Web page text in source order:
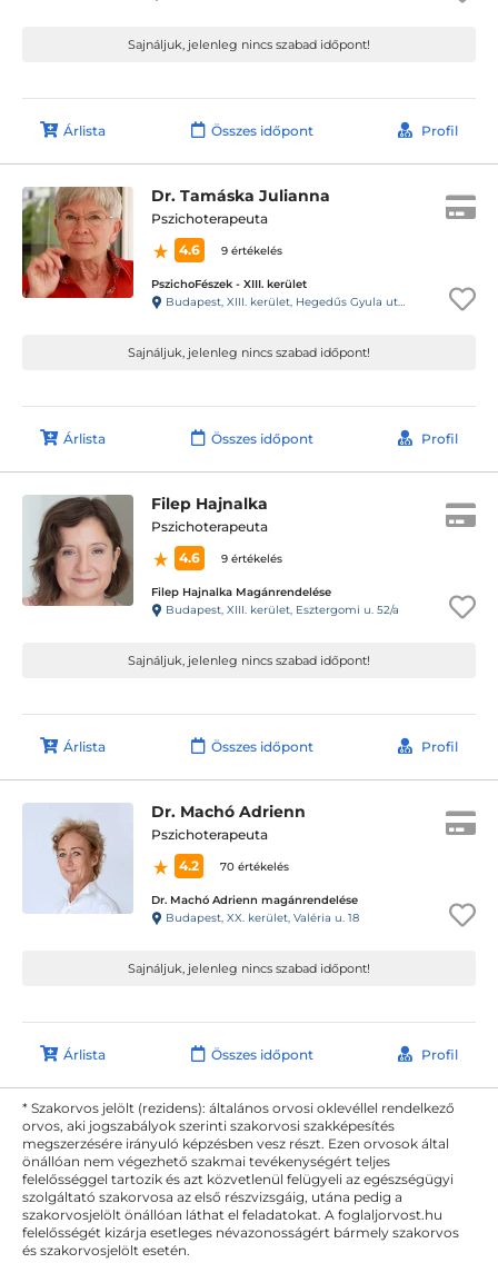
Sajnáljuk, jelenleg nincs szabad időpont!
Árlista Összes időpont Profil
Dr. Tamáska Julianna
Pszichoterapeuta
4.6
9 értékelés
PszichoFészek - XIII. kerület
Budapest, XIII. kerület, Hegedűs Gyula utca 64-66.
Sajnáljuk, jelenleg nincs szabad időpont!
Árlista Összes időpont Profil
Filep Hajnalka
Pszichoterapeuta
4.6
9 értékelés
Filep Hajnalka Magánrendelése
Budapest, XIII. kerület, Esztergomi u. 52/a
Sajnáljuk, jelenleg nincs szabad időpont!
Árlista Összes időpont Profil
Dr. Machó Adrienn
Pszichoterapeuta
4.2
70 értékelés
Dr. Machó Adrienn magánrendelése
Budapest, XX. kerület, Valéria u. 18
Sajnáljuk, jelenleg nincs szabad időpont!
Árlista Összes időpont Profil
* Szakorvos jelölt (rezidens): általános orvosi oklevéllel rendelkező
orvos, aki jogszabályok szerinti szakorvosi szakképesítés
megszerzésére irányuló képzésben vesz részt. Ezen orvosok által
önállóan nem végezhető szakmai tevékenységért teljes
felelősséggel tartozik és azt közvetlenül felügyeli az egészségügyi
szolgáltató szakorvosa az első részvizsgáig, utána pedig a
szakorvosjelölt önállóan láthat el feladatokat. A foglaljorvost.hu
felelősségét kizárja esetleges névazonosságért bármely szakorvos
és szakorvosjelölt esetén.